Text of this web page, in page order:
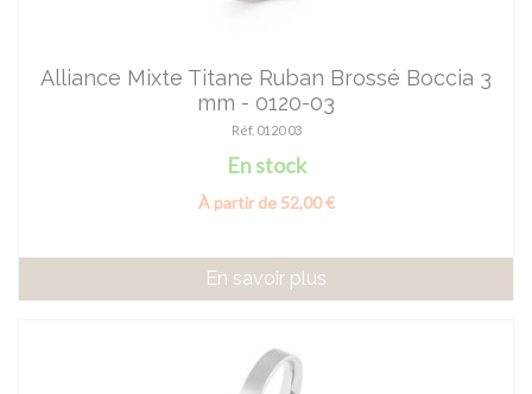
Alliance Mixte Titane Ruban Brossé Boccia 3
mm - 0120-03
Réf. 0120 03
En stock
À partir de 52,00 €
En savoir plus